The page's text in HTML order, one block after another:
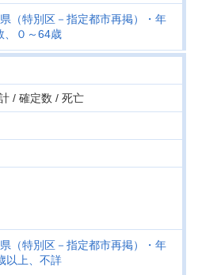
（特別区－指定都市再掲）・年
、０～64歳
/ 確定数 / 死亡
（特別区－指定都市再掲）・年
以上、不詳